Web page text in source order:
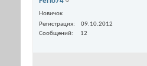
Новичок
Регистрация
09.10.2012
Сообщений
12